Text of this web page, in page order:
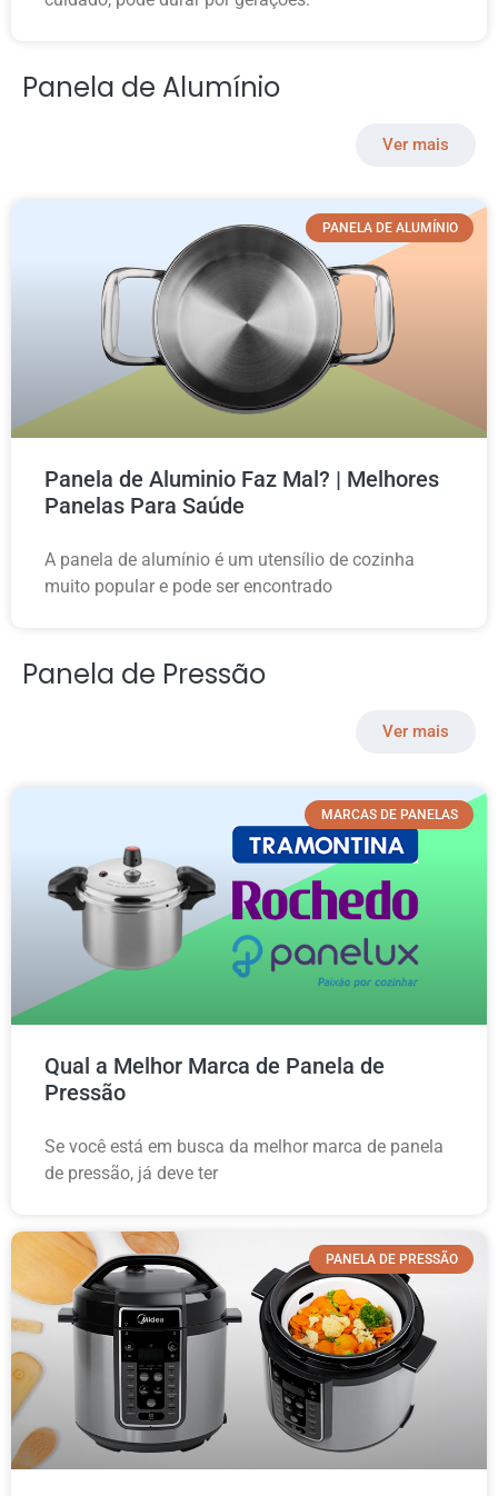
Panela de Alumínio
Ver mais
PANELA DE ALUMÍNIO
Panela de Aluminio Faz Mal? | Melhores
Panelas Para Saúde
A panela de alumínio é um utensílio de cozinha
muito popular e pode ser encontrado
Panela de Pressão
Ver mais
MARCAS DE PANELAS
Qual a Melhor Marca de Panela de
Pressão
Se você está em busca da melhor marca de panela
de pressão, já deve ter
PANELA DE PRESSÃO